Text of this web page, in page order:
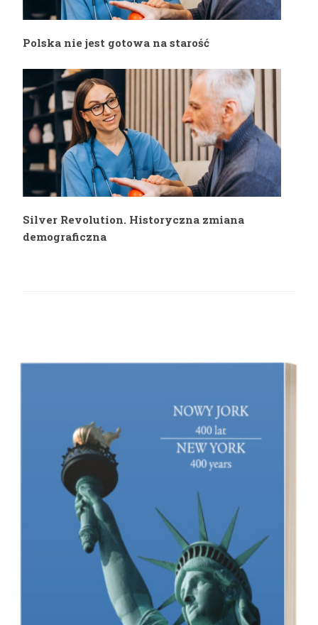
Polska nie jest gotowa na starość
Silver Revolution. Historyczna zmiana
demograficzna